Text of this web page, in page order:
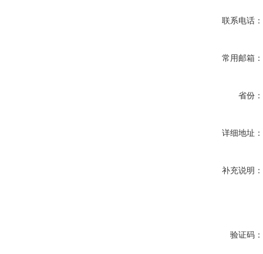
联系电话：
常用邮箱：
省份：
详细地址：
补充说明：
验证码：